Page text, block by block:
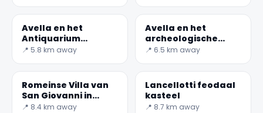
Avella en het
Antiquarium
Museum
📍 5.8 km away
Avella en het
archeologische
gebied van Abella
📍 6.5 km away
Romeinse Villa van
San Giovanni in
Palco
📍 8.4 km away
Lancellotti feodaal
kasteel
📍 8.7 km away
✕